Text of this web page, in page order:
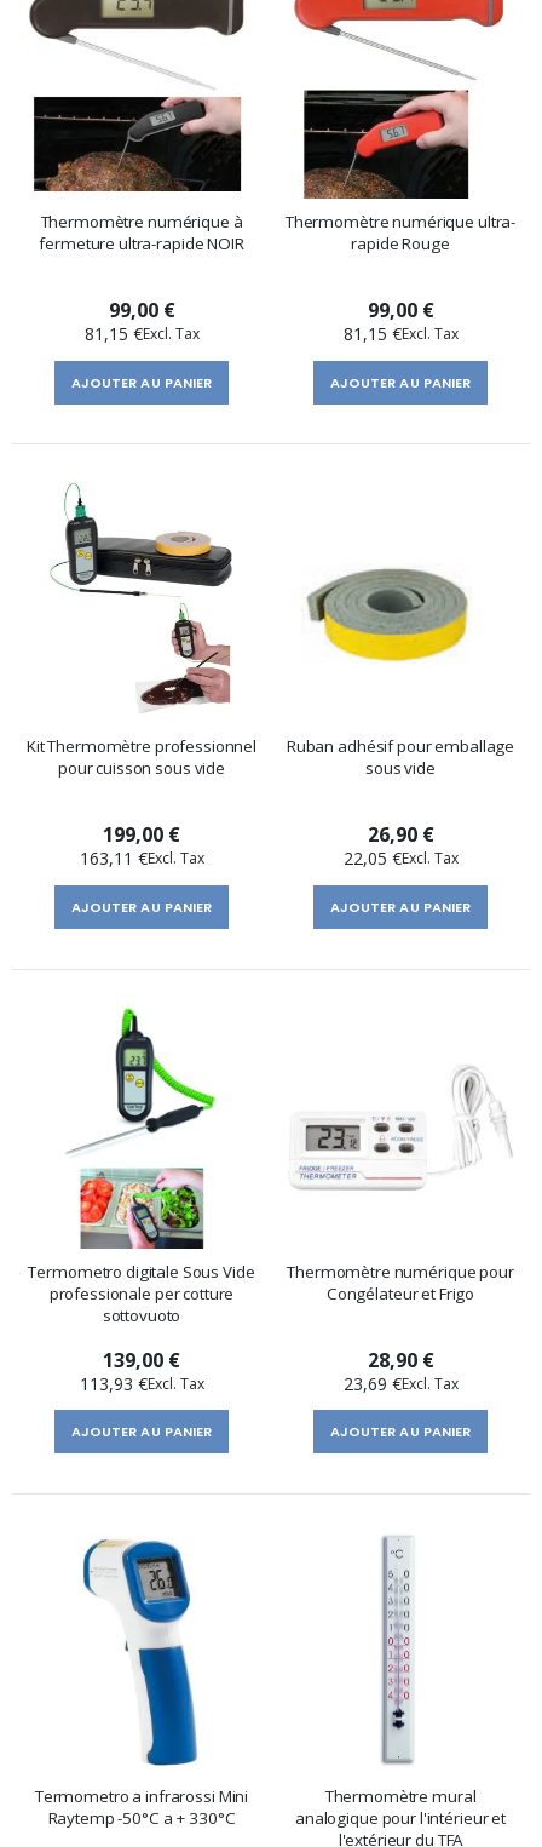
Thermomètre numérique à
fermeture ultra-rapide NOIR
99,00 €
81,15 €
AJOUTER AU PANIER
Thermomètre numérique ultra-
rapide Rouge
99,00 €
81,15 €
AJOUTER AU PANIER
Kit Thermomètre professionnel
pour cuisson sous vide
199,00 €
163,11 €
AJOUTER AU PANIER
Ruban adhésif pour emballage
sous vide
26,90 €
22,05 €
AJOUTER AU PANIER
Termometro digitale Sous Vide
professionale per cotture
sottovuoto
139,00 €
113,93 €
AJOUTER AU PANIER
Thermomètre numérique pour
Congélateur et Frigo
28,90 €
23,69 €
AJOUTER AU PANIER
Termometro a infrarossi Mini
Raytemp -50°C a + 330°C
Thermomètre mural
analogique pour l'intérieur et
l'extérieur du TFA